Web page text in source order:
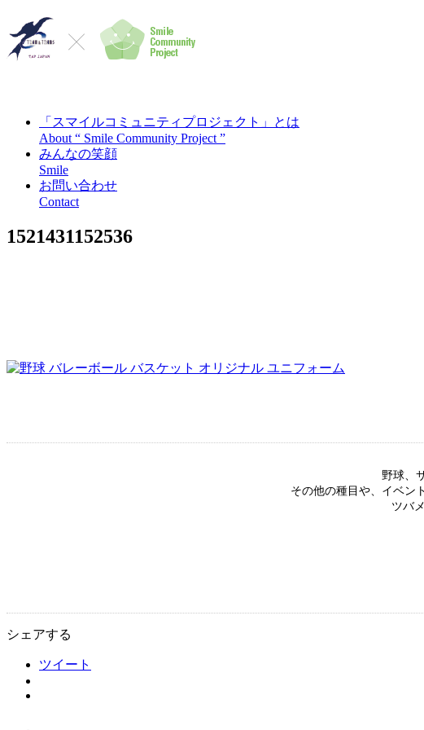
「スマイルコミュニティプロジェクト」とは
About “ Smile Community Project ”
みんなの笑顔
Smile
お問い合わせ
Contact
1521431152536
野球、
その他の種目や、イベン
ツバ
シェアする
ツイート